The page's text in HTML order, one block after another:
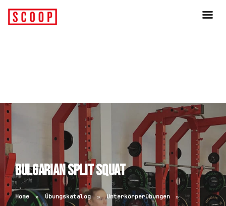
Bulgarian Split Squat
Home Übungskatalog Unterkörperübungen